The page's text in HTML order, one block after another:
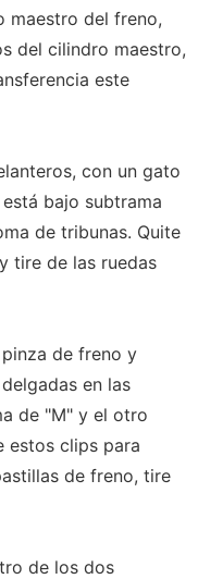
maestro del freno,
del cilindro maestro,
este
con un gato
bajo subtrama
de tribunas. Quite
tire de las ruedas
de freno y
en las
de "M" y el otro
estos clips para
de freno, tire
de los dos